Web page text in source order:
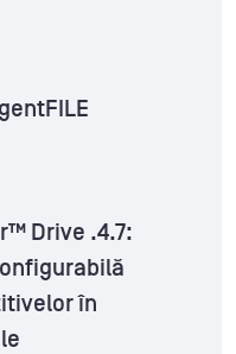
Drive .4.7:
în